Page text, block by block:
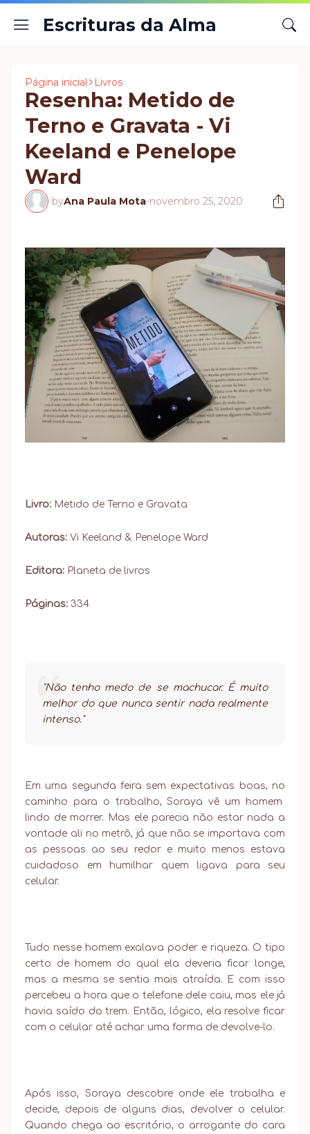
Escrituras da Alma
Página inicial Livros
Resenha: Metido de
Terno e Gravata - Vi
Keeland e Penelope
Ward
byAna Paula Mota-novembro 25, 2020
Livro: Metido de Terno e Gravata
Autoras: Vi Keeland & Penelope Ward
Editora: Planeta de livros
Páginas: 334
"Não tenho medo de se machucar. É muito
melhor do que nunca sentir nada realmente
intenso."
Em uma segunda feira sem expectativas boas, no
caminho para o trabalho, Soraya vê um homem
lindo de morrer. Mas ele parecia não estar nada a
vontade ali no metrô, já que não se importava com
as pessoas ao seu redor e muito menos estava
cuidadoso em humilhar quem ligava para seu
celular.
Tudo nesse homem exalava poder e riqueza. O tipo
certo de homem do qual ela deveria ficar longe,
mas a mesma se sentia mais atraída. E com isso
percebeu a hora que o telefone dele caiu, mas ele já
havia saído do trem. Então, lógico, ela resolve ficar
com o celular até achar uma forma de devolve-lo.
Após isso, Soraya descobre onde ele trabalha e
decide, depois de alguns dias, devolver o celular.
Quando chega ao escritório, o arrogante do cara